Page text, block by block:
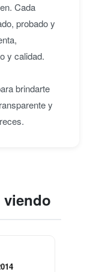
Cada
probado y
y calidad.
brindarte
y